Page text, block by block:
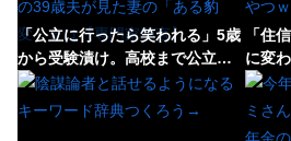
「公立に行ったら笑われる」5歳
から受験漬け。高校まで公立の
39歳夫が見た妻の「ある豹変」
とは【専門家助言】
「住
に変
ｗｗ